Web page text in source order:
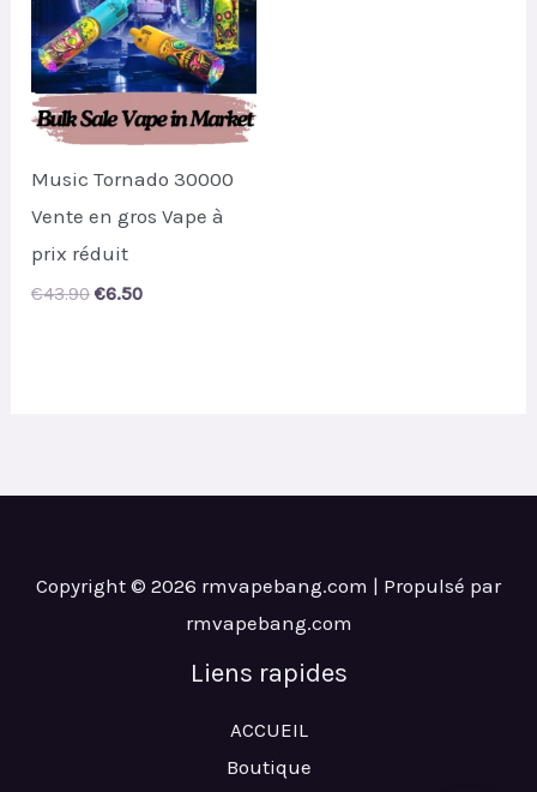
Music Tornado 30000
Vente en gros Vape à
prix réduit
€43.90 Original
€6.50Current
Copyright © 2026 rmvapebang.com | Propulsé par
rmvapebang.com
Liens rapides
ACCUEIL
Boutique